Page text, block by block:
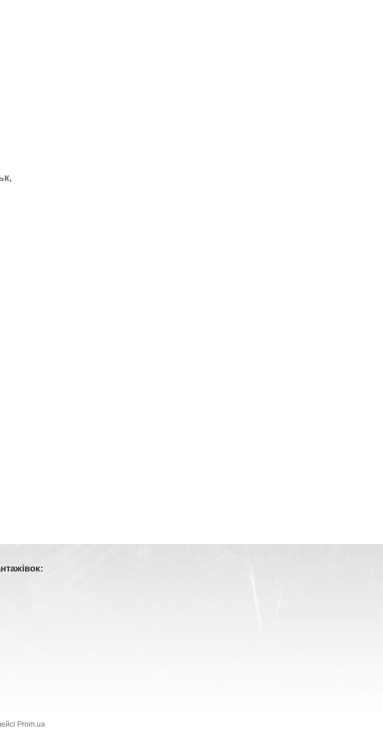
Prom.ua